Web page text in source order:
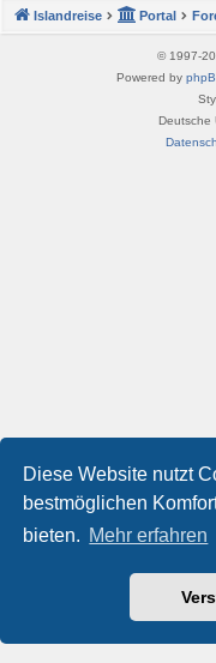
Diese Website nutzt
bestmöglichen
bieten. Mehr erfahren
Islandreise Portal
© 1997-
Powered by
Deutsche